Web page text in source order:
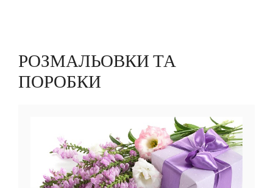
РОЗМАЛЬОВКИ ТА
ПОРОБКИ